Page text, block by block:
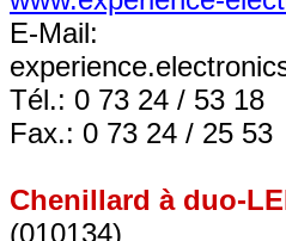
E-Mail:
Tél.: 0 73 24 / 53 18
Fax.: 0 73 24 / 25 53
Chenillard à duo-
(010134)